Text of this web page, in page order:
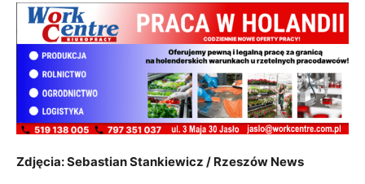
Zdjęcia: Sebastian Stankiewicz / Rzeszów News